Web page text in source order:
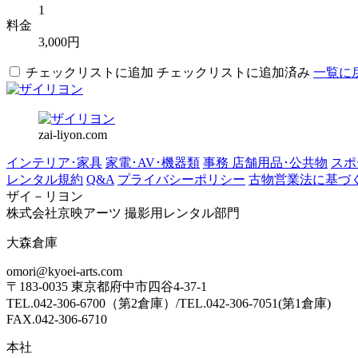
1
料金
3,000円
チェックリストに追加 チェックリストに追加済み 一覧に
zai-liyon.com
インテリア･家具 家電･AV･機器類 事務 店舗用品･公共物 ス
レンタル規約 Q&A プライバシーポリシー 古物営業法に基づ
ザイ－リヨン
株式会社京映アーツ 撮影用レンタル部門
大森倉庫
omori@kyoei-arts.com
〒183-0035 東京都府中市四谷4-37-1
TEL.042-306-6700（第2倉庫）/TEL.042-306-7051(第1倉庫)
FAX.042-306-6710
本社